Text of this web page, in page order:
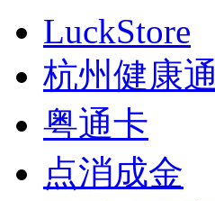
LuckStore
杭州健康通
粤通卡
点消成金